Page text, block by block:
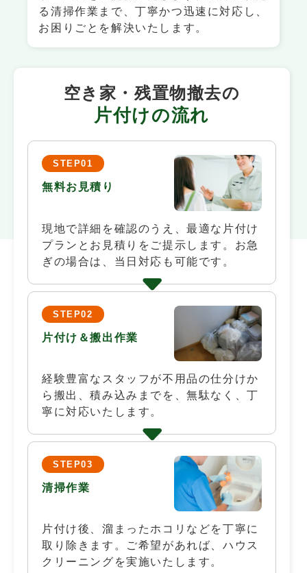
る清掃作業まで、丁寧かつ迅速に対応し、
お困りごとを解決いたします。
空き家・残置物撤去の
片付けの流れ
STEP01
無料お見積り
現地で詳細を確認のうえ、最適な片付け
プランとお見積りをご提示します。お急
ぎの場合は、当日対応も可能です。
STEP02
片付け＆搬出作業
経験豊富なスタッフが不用品の仕分けか
ら搬出、積み込みまでを、無駄なく、丁
寧に対応いたします。
STEP03
清掃作業
片付け後、溜まったホコリなどを丁寧に
取り除きます。ご希望があれば、ハウス
クリーニングを実施いたします。